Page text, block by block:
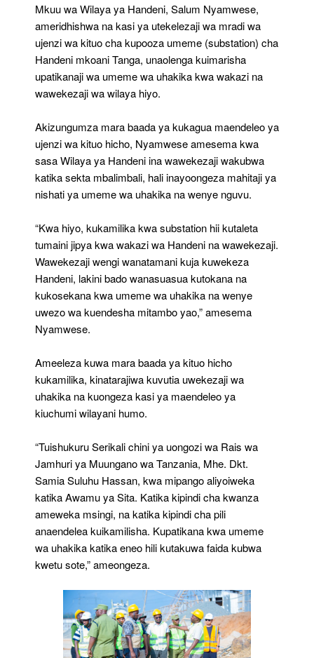
Mapinduzi
Ya
Uwekezaji’
Mkuu wa Wilaya ya Handeni, Salum Nyamwese,
ameridhishwa na kasi ya utekelezaji wa mradi wa
ujenzi wa kituo cha kupooza umeme (substation) cha
Handeni mkoani Tanga, unaolenga kuimarisha
upatikanaji wa umeme wa uhakika kwa wakazi na
wawekezaji wa wilaya hiyo.
Akizungumza mara baada ya kukagua maendeleo ya
ujenzi wa kituo hicho, Nyamwese amesema kwa
sasa Wilaya ya Handeni ina wawekezaji wakubwa
katika sekta mbalimbali, hali inayoongeza mahitaji ya
nishati ya umeme wa uhakika na wenye nguvu.
“Kwa hiyo, kukamilika kwa substation hii kutaleta
tumaini jipya kwa wakazi wa Handeni na wawekezaji.
Wawekezaji wengi wanatamani kuja kuwekeza
Handeni, lakini bado wanasuasua kutokana na
kukosekana kwa umeme wa uhakika na wenye
uwezo wa kuendesha mitambo yao,” amesema
Nyamwese.
Ameeleza kuwa mara baada ya kituo hicho
kukamilika, kinatarajiwa kuvutia uwekezaji wa
uhakika na kuongeza kasi ya maendeleo ya
kiuchumi wilayani humo.
“Tuishukuru Serikali chini ya uongozi wa Rais wa
Jamhuri ya Muungano wa Tanzania, Mhe. Dkt.
Samia Suluhu Hassan, kwa mipango aliyoiweka
katika Awamu ya Sita. Katika kipindi cha kwanza
ameweka msingi, na katika kipindi cha pili
anaendelea kuikamilisha. Kupatikana kwa umeme
wa uhakika katika eneo hili kutakuwa faida kubwa
kwetu sote,” ameongeza.